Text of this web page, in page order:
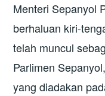
Menteri Sepanyol
berhaluan kiri-
telah muncul
Parlimen
yang diadakan